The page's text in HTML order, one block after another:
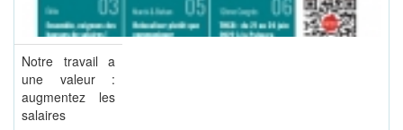
Notre travail a
une valeur :
augmentez les
salaires